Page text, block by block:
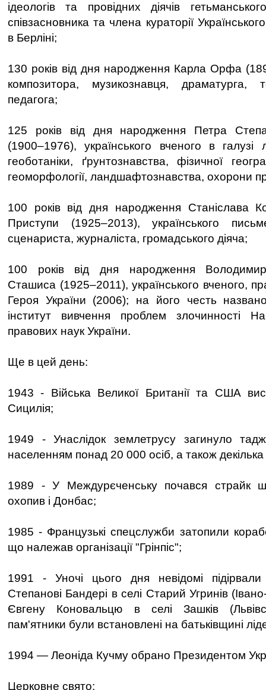
ідеологів та провідних діячів
співзасновника та члена кураторії
в Берліні;
130 років від дня народження Карла Орфа
композитора, музикознавця, драматурга,
педагога;
125 років від дня народження Петра
(1900–1976), українського вченого в галузі
геоботаніки, ґрунтознавства, фізичної
геоморфології, ландшафтознавства, охорони
100 років від дня народження Станіслава
Приступи (1925–2013), українського
сценариста, журналіста, громадського діяча;
100 років від дня народження
Сташиса (1925–2011), українського вченого,
Героя України (2006); на його честь
інститут вивчення проблем злочинності
правових наук України.
Ще в цей день:
1943 - Війська Великої Британії та США
Сицилія;
1949 - Унаслідок землетрусу загинуло
населенням понад 20 000 осіб, а також декілька
1989 - У Междурєченську почався страйк
охопив і Донбас;
1985 - Французькі спецслужби затопили
що належав організації "Грінпіс";
1991 - Уночі цього дня невідомі
Степанові Бандері в селі Старий Угринів
Євгену Коновальцю в селі Зашків
пам'ятники були встановлені на батьківщині
1994 — Леоніда Кучму обрано Президентом
Церковне свято: